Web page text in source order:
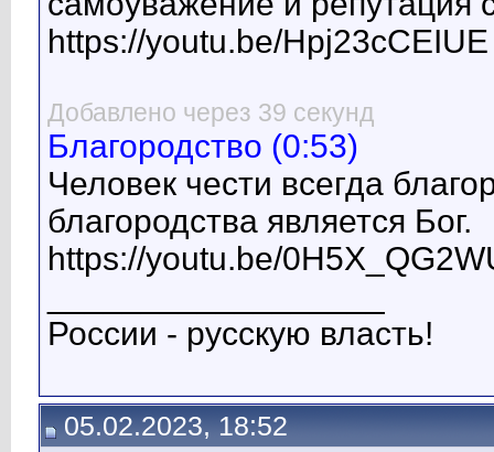
https://youtu.be/Hpj23cCEIUE
Добавлено через 39 секунд
Благородство (0:53)
Человек чести всегда
благородства является Бог.
https://youtu.be/
России - русскую власть!
05.02.2023, 18:52